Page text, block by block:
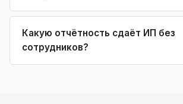
Какую отчётность сдаёт ИП без
сотрудников?